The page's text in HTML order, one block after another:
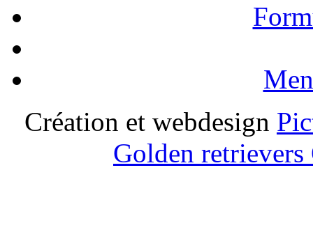
Création et webdesign
Golden